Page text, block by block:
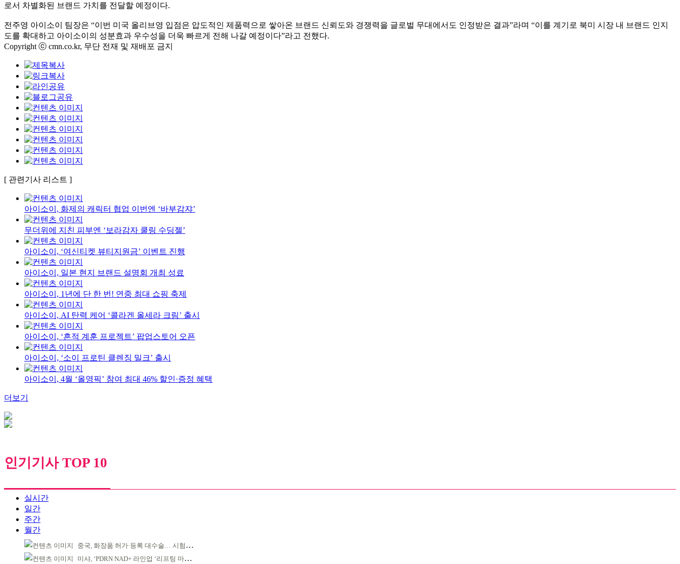
로서 차별화된 브랜드 가치를 전달할 예정이다.
전주영 아이소이 팀장은 “이번 미국 올리브영 입점은 압도적인 제품력으로 쌓아온 브랜드 신뢰도와 경쟁력을 글로벌 무대에서도 인정받은 결과”라며 “이를 계기로 북미 시장 내 브랜드 인지
도를 확대하고 아이소이의 성분효과 우수성을 더욱 빠르게 전해 나갈 예정이다”라고 전했다.
Copyright ⓒ cmn.co.kr, 무단 전재 및 재배포 금지
[ 관련기사 리스트 ]
아이소이, 화제의 캐릭터 협업 이번엔 ‘바부감쟈’
무더위에 지친 피부엔 ‘보라감자 쿨링 수딩젤’
아이소이, ‘여신티켓 뷰티지원금’ 이벤트 진행
아이소이, 일본 현지 브랜드 설명회 개최 성료
아이소이, 1년에 단 한 번! 연중 최대 쇼핑 축제
아이소이, AI 탄력 케어 ‘콜라겐 올세라 크림’ 출시
아이소이, ‘흔적 계훈 프로젝트’ 팝업스토어 오픈
아이소이, ‘소이 프로틴 클렌징 밀크’ 출시
아이소이, 4월 ‘올영픽’ 참여 최대 46% 할인·증정 혜택
더보기
인기기사 TOP 10
실시간
일간
주간
월간
중국, 화장품 허가·등록 대수술… 시험자료 공용 허용
미샤, ‘PDRN NAD+ 라인업 ‘리프팅 마스크’ 출시